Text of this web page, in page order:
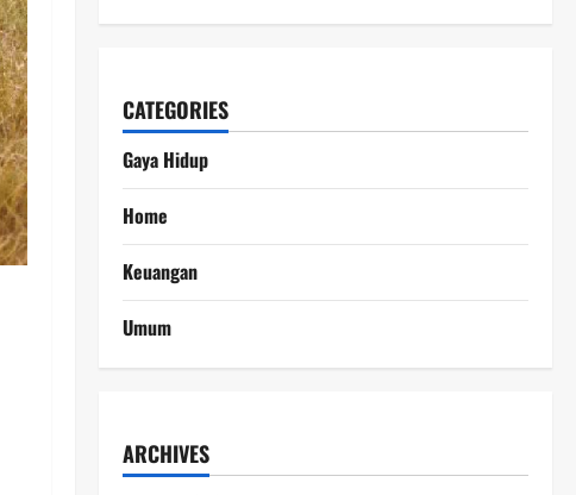
CATEGORIES
Gaya Hidup
Home
Keuangan
Umum
ARCHIVES